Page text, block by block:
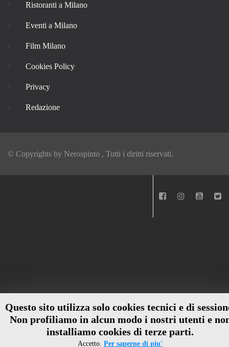
Questo sito utilizza solo cookies tecnici e di
Non profiliamo in alcun modo i nostri utenti e
installiamo cookies di terze parti.
Accetto. Per saperne di piu'
Ristoranti a Milano
Eventi a Milano
Film Milano
Cookies Policy
Privacy
Redazione
© Copyrights by Nerospinto , Tutti i diritti riservati.